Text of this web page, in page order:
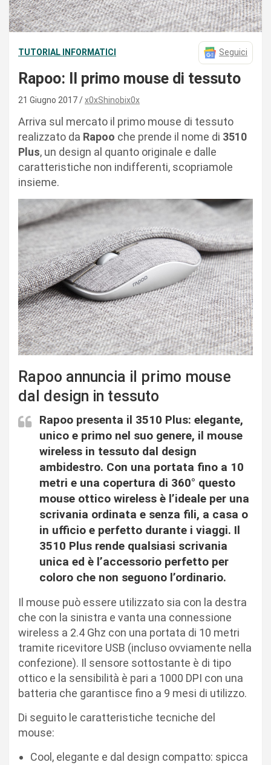
TUTORIAL INFORMATICI Seguici
Rapoo: Il primo mouse di tessuto
21 Giugno 2017 x0xShinobix0x
Arriva sul mercato il primo mouse di tessuto
realizzato da Rapoo che prende il nome di 3510
Plus, un design al quanto originale e dalle
caratteristiche non indifferenti, scopriamole
insieme.
Rapoo annuncia il primo mouse
dal design in tessuto
Rapoo presenta il 3510 Plus: elegante,
unico e primo nel suo genere, il mouse
wireless in tessuto dal design
ambidestro. Con una portata fino a 10
metri e una copertura di 360° questo
mouse ottico wireless è l’ideale per una
scrivania ordinata e senza fili, a casa o
in ufficio e perfetto durante i viaggi. Il
3510 Plus rende qualsiasi scrivania
unica ed è l’accessorio perfetto per
coloro che non seguono l’ordinario.​
Il mouse può essere utilizzato sia con la destra
che con la sinistra e vanta una connessione
wireless a 2.4 Ghz con una portata di 10 metri
tramite ricevitore USB (incluso ovviamente nella
confezione). Il sensore sottostante è di tipo
ottico e la sensibilità è pari a 1000 DPI con una
batteria che garantisce fino a 9 mesi di utilizzo.
Di seguito le caratteristiche tecniche del
mouse:
Cool, elegante e dal design compatto: spicca